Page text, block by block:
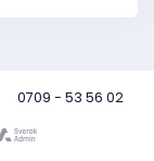
0709 - 53 56 02